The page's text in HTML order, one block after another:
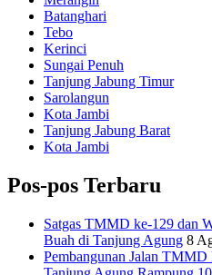
Batanghari
Tebo
Kerinci
Sungai Penuh
Tanjung Jabung Timur
Sarolangun
Kota Jambi
Tanjung Jabung Barat
Kota Jambi
Pos-pos Terbaru
Satgas TMMD ke-129 dan
Buah di Tanjung Agung 8
Pembangunan Jalan